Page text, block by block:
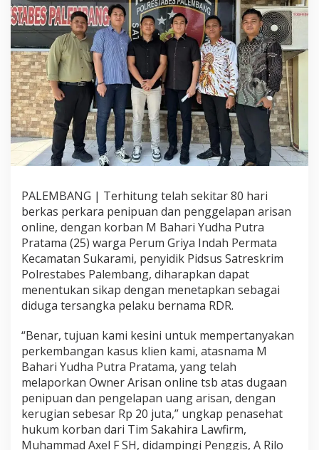
f
i
r
m
H
a
r
p
k
a
n
P
y
i
d
i
k
T
e
t
a
a
n
R
D
e
b
a
g
PALEMBANG | Terhitung telah sekitar 80 hari
berkas perkara penipuan dan penggelapan arisan
online, dengan korban M Bahari Yudha Putra
Pratama (25) warga Perum Griya Indah Permata
Kecamatan Sukarami, penyidik Pidsus Satreskrim
Polrestabes Palembang, diharapkan dapat
menentukan sikap dengan menetapkan sebagai
diduga tersangka pelaku bernama RDR.
“Benar, tujuan kami kesini untuk mempertanyakan
perkembangan kasus klien kami, atasnama M
Bahari Yudha Putra Pratama, yang telah
melaporkan Owner Arisan online tsb atas dugaan
penipuan dan pengelapan uang arisan, dengan
kerugian sebesar Rp 20 juta,” ungkap penasehat
hukum korban dari Tim Sakahira Lawfirm,
Muhammad Axel F SH, didampingi Penggis, A Rilo